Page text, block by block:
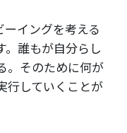
イングを考える
。誰もが自分らし
。そのために何が
行していくことが